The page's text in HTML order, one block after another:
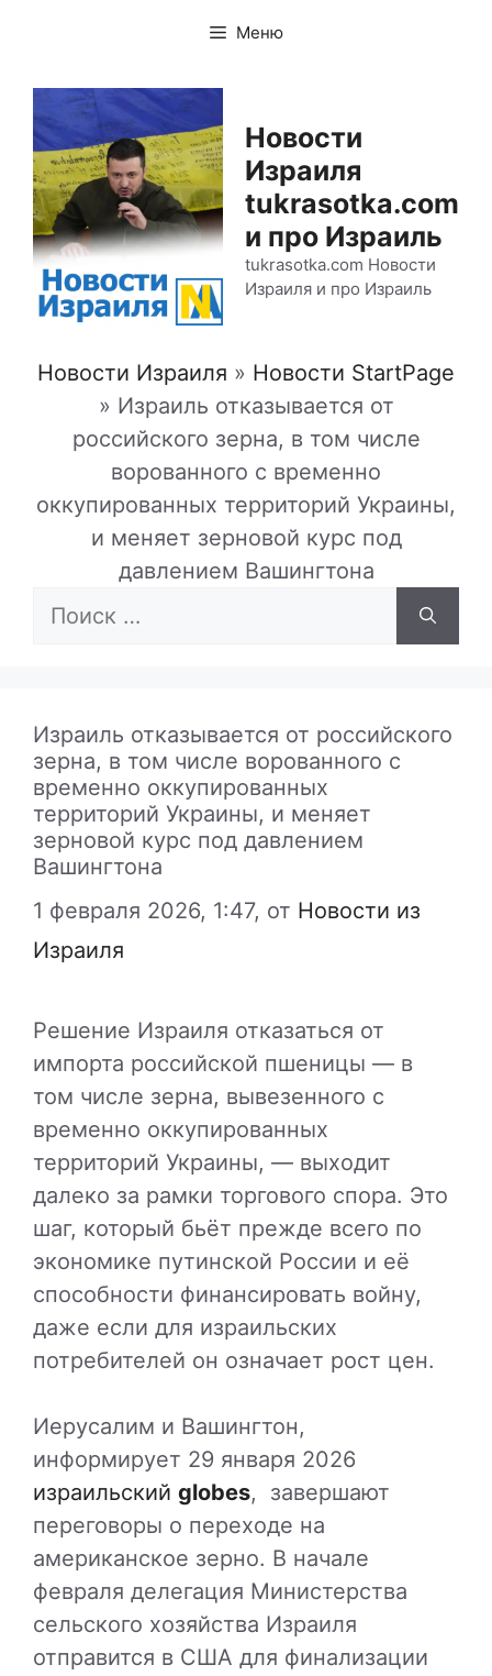
содержимому
Меню
Новости
Израиля
tukrasotka.com
и про Израиль
tukrasotka.com Новости
Израиля и про Израиль
Новости Израиля » Новости StartPage
» Израиль отказывается от
российского зерна, в том числе
ворованного с временно
оккупированных территорий Украины,
и меняет зерновой курс под
давлением Вашингтона
Поиск:
Израиль отказывается от российского
зерна, в том числе ворованного с
временно оккупированных
территорий Украины, и меняет
зерновой курс под давлением
Вашингтона
1 февраля 2026, 1:47, от Новости из
Израиля
Решение Израиля отказаться от
импорта российской пшеницы — в
том числе зерна, вывезенного с
временно оккупированных
территорий Украины, — выходит
далеко за рамки торгового спора. Это
шаг, который бьёт прежде всего по
экономике путинской России и её
способности финансировать войну,
даже если для израильских
потребителей он означает рост цен.
Иерусалим и Вашингтон,
информирует 29 января 2026
израильский globes, завершают
переговоры о переходе на
американское зерно. В начале
февраля делегация Министерства
сельского хозяйства Израиля
отправится в США для финализации